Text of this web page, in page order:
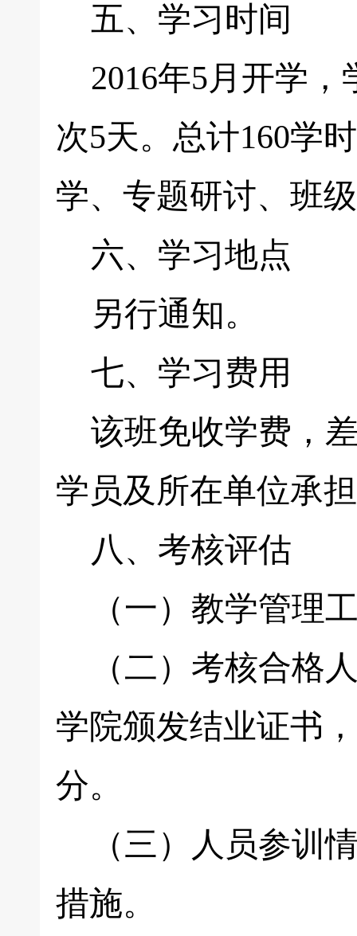
五、学习时间
2016年5月开学，
次5天。总计160学
学、专题研讨、班
六、学习地点
另行通知。
七、学习费用
该班免收学费，
学员及所在单位承
八、考核评估
（一）教学管理
（二）考核合格
学院颁发结业证书
分。
（三）人员参训
措施。